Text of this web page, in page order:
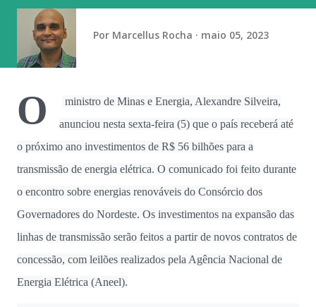
números porque, para os Estados Unidos, nesse novo
tarifaço que fizeram para o Brasil, um dos motivos era que
a gente não cuidava do desmatamento. Quero preparar os
que quem o informou não ...
Por Marcellus Rocha maio 05, 2023
O
ministro de Minas e Energia, Alexandre Silveira,
anunciou nesta sexta-feira (5) que o país receberá até
o próximo ano investimentos de R$ 56 bilhões para a
transmissão de energia elétrica. O comunicado foi feito durante
o encontro sobre energias renováveis do Consórcio dos
Governadores do Nordeste. Os investimentos na expansão das
linhas de transmissão serão feitos a partir de novos contratos de
concessão, com leilões realizados pela Agência Nacional de
Energia Elétrica (Aneel).